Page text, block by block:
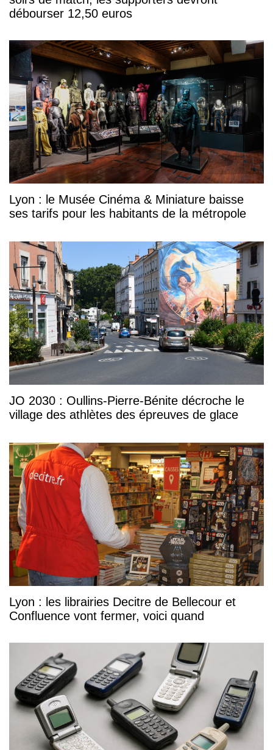
débourser 12,50 euros
Lyon : le Musée Cinéma & Miniature baisse
ses tarifs pour les habitants de la métropole
JO 2030 : Oullins-Pierre-Bénite décroche le
village des athlètes des épreuves de glace
Lyon : les librairies Decitre de Bellecour et
Confluence vont fermer, voici quand